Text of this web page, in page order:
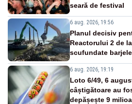
seară de festival
6 aug. 2026, 19:56
Planul decisiv
Reactorului 2 de
scufundate
6 aug. 2026, 19:19
Loto 6/49, 6
câștigătoare au
depășește 9